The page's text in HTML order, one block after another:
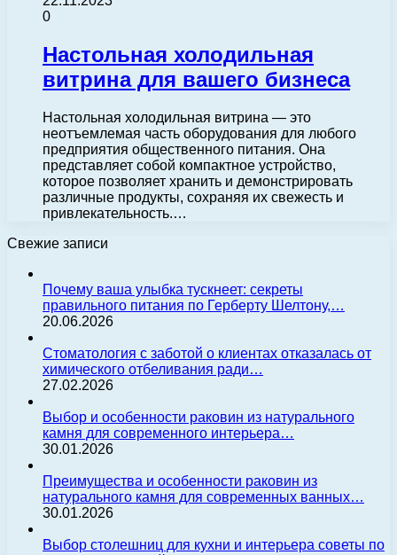
0
Настольная холодильная
витрина для вашего бизнеса
Настольная холодильная витрина — это
неотъемлемая часть оборудования для любого
предприятия общественного питания. Она
представляет собой компактное устройство,
которое позволяет хранить и демонстрировать
различные продукты, сохраняя их свежесть и
привлекательность.…
Свежие записи
Почему ваша улыбка тускнеет: секреты
правильного питания по Герберту Шелтону,…
20.06.2026
Стоматология с заботой о клиентах отказалась от
химического отбеливания ради…
27.02.2026
Выбор и особенности раковин из натурального
камня для современного интерьера…
30.01.2026
Преимущества и особенности раковин из
натурального камня для современных ванных…
30.01.2026
Выбор столешниц для кухни и интерьера советы по